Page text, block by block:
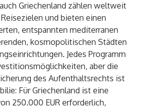
Griechenland zählen weltweit
und bieten einen
entspannten mediterranen
kosmopolitischen Städten
Jedes Programm
aber die
des Aufenthaltsrechts ist
: Für Griechenland ist eine
250.000 EUR erforderlich,